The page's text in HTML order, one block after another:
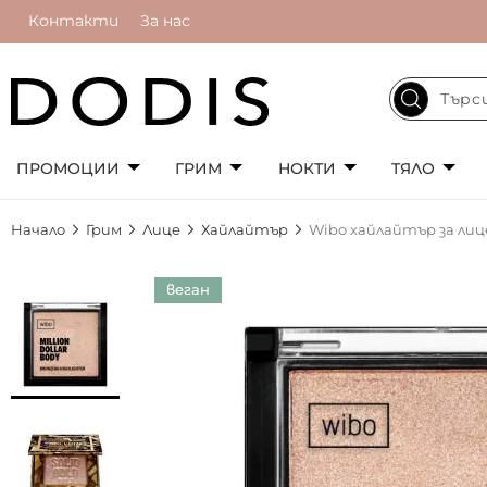
Контакти За нас
ПРОМОЦИИ ГРИМ НОКТИ ТЯЛО
Начало Грим Лице Хайлайтър Wibo хайлайтър за
веган
към
края
галерията
изображенията